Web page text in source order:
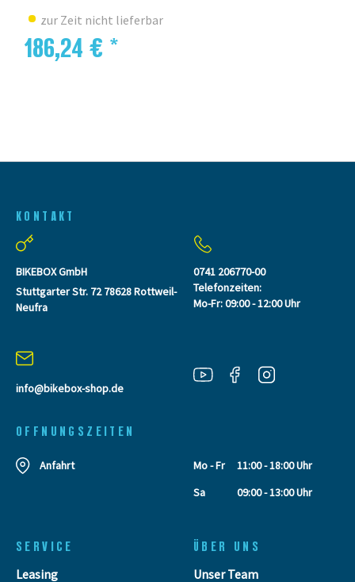
zur Zeit nicht lieferbar
186,24 € *
KONTAKT
BIKEBOX GmbH
Stuttgarter Str. 72 78628 Rottweil-
Neufra
info@bikebox-shop.de
0741 206770-00
Telefonzeiten:
Mo-Fr: 09:00 - 12:00 Uhr
OFFNUNGSZEITEN
Anfahrt Mo - Fr
11:00 - 18:00 Uhr
Sa
09:00 - 13:00 Uhr
SERVICE
Leasing
ÜBER UNS
Unser Team